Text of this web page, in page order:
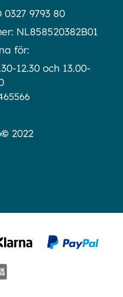
0327 9793 80
NL858520382B01
för:
12.30 och 13.00-
©2022